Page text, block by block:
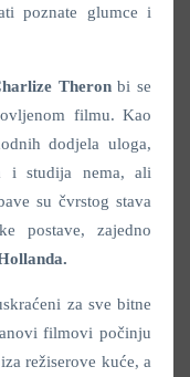
poznate glumce i
Theronbi se
filmu. Kao
dodjela uloga,
i studija nema, ali
su čvrstog stava
postave, zajedno
za sve bitne
filmovi počinju
režiserove kuće, a